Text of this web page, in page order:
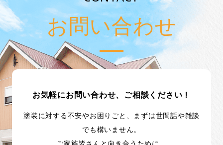
お問い合わせ
お気軽にお問い合わせ、ご相談ください！
塗装に対する不安やお困りごと、まずは世間話や雑談
でも構いません。